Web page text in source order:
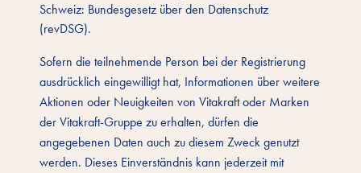
Schweiz: Bundesgesetz über den Datenschutz
(revDSG).
Sofern die teilnehmende Person bei der Registrierung
ausdrücklich eingewilligt hat, Informationen über weitere
Aktionen oder Neuigkeiten von Vitakraft oder Marken
der Vitakraft-Gruppe zu erhalten, dürfen die
angegebenen Daten auch zu diesem Zweck genutzt
werden. Dieses Einverständnis kann jederzeit mit